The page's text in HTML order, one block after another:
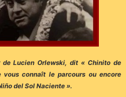
de Lucien Orlewski, dit « Chinito de
vous connaît le parcours ou encore
del Sol Naciente ».